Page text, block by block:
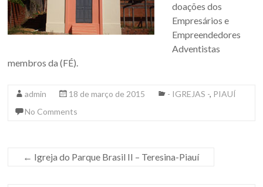
doações dos
Empresários e
Empreendedores
Adventistas
membros da (FÉ).
admin 18 de março de 2015 - IGREJAS -, PIAUÍ
No Comments
← Igreja do Parque Brasil II – Teresina-Piauí